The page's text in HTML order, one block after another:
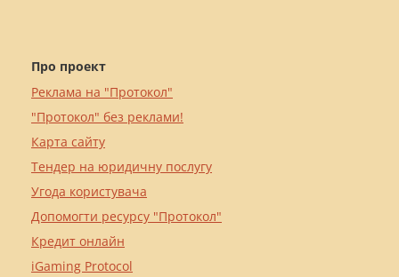
Про проект
Реклама на "Протокол"
"Протокол" без реклами!
Карта сайту
Тендер на юридичну послугу
Угода користувача
Допомогти ресурсу "Протокол"
Кредит онлайн
iGaming Protocol